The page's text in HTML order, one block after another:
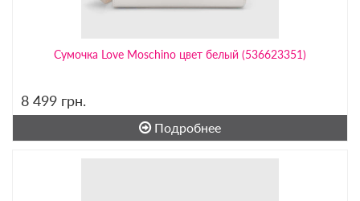
Сумочка Love Moschino цвет белый (536623351)
8 499 грн.
Подробнее